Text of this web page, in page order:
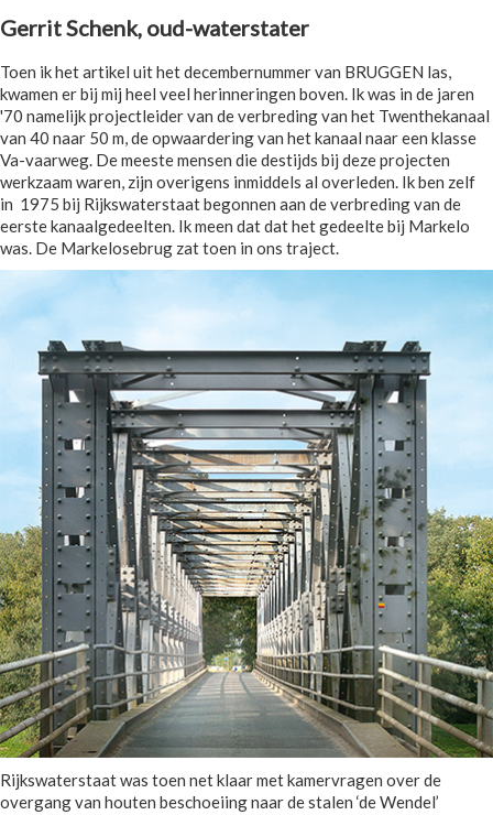
Gerrit Schenk, oud-waterstater
Toen ik het artikel uit het decembernummer van BRUGGEN las,
kwamen er bij mij heel veel herinneringen boven. Ik was in de jaren
'70 namelijk projectleider van de verbreding van het Twenthekanaal
van 40 naar 50 m, de opwaardering van het kanaal naar een klasse
Va-vaarweg. De meeste mensen die destijds bij deze projecten
werkzaam waren, zijn overigens inmiddels al overleden. Ik ben zelf
in 1975 bij Rijkswaterstaat begonnen aan de verbreding van de
eerste kanaalgedeelten. Ik meen dat dat het gedeelte bij Markelo
was. De Markelosebrug zat toen in ons traject.
Rijkswaterstaat was toen net klaar met kamervragen over de
overgang van houten beschoeiing naar de stalen ‘de Wendel’